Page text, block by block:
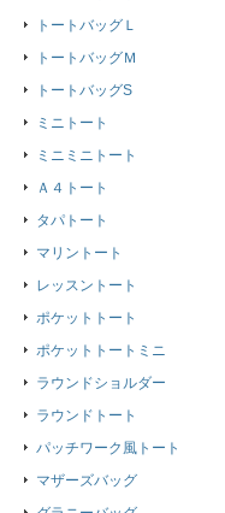
トートバッグＬ
トートバッグＭ
トートバッグS
ミニトート
ミニミニトート
Ａ４トート
タパトート
マリントート
レッスントート
ポケットトート
ポケットトートミニ
ラウンドショルダー
ラウンドトート
パッチワーク風トート
マザーズバッグ